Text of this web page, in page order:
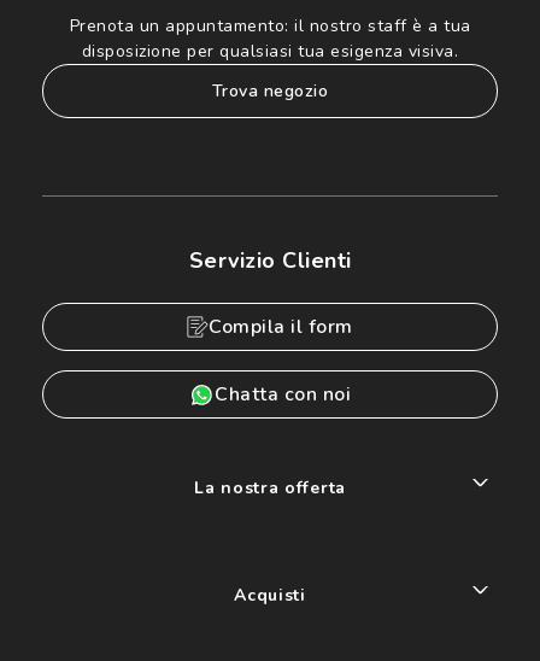
Prenota un appuntamento: il nostro staff è a tua
disposizione per qualsiasi tua esigenza visiva.
trova negozio
Servizio Clienti
Compila il form
Chatta con noi
La nostra offerta
Acquisti